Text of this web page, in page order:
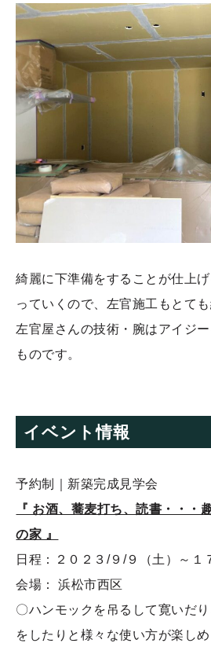
綺麗に下準備をすることが仕上
っていくので、左官施工もとても
左官屋さんの技術・腕はアイジ
ものです。
イベント情報
予約制｜新築完成見学会
『 お酒、蕎麦打ち、読書・・・
の家 』
日程：２０２３ /９/９（土）～１
会場：
浜松市西区
〇ハンモックを吊るして寛いだ
をしたりと様々な使い方が楽し